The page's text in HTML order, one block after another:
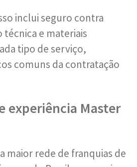
inclui seguro contra
técnica e materiais
tipo de serviço,
comuns da contratação
experiência Master
maior rede de franquias de